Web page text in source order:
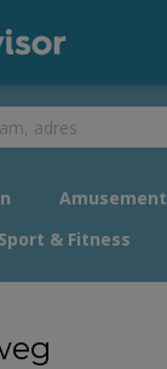
Amusement
Sport & Fitness